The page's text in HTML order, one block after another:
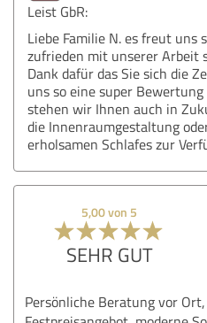
Leist GbR:
Liebe Familie N. es freut uns
zufrieden mit unserer Arbeit
Dank dafür das Sie sich die
uns so eine super Bewertung
stehen wir Ihnen auch in
die Innenraumgestaltung
erholsamen Schlafes zur
5,00 von 5
SEHR GUT
Persönliche Beratung vor